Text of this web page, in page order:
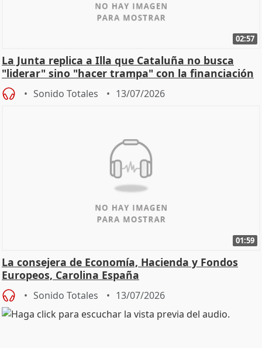
02:57
La Junta replica a Illa que Cataluña no busca
"liderar" sino "hacer trampa" con la financiación
Sonido Totales 13/07/2026
01:59
La consejera de Economía, Hacienda y Fondos
Europeos, Carolina España
Sonido Totales 13/07/2026